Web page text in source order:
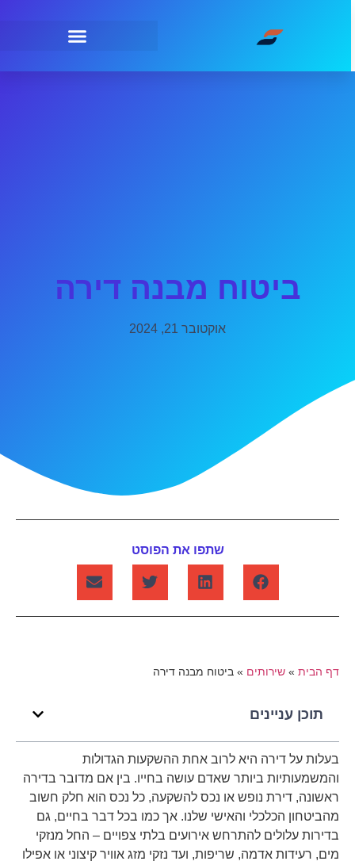
ביטוח מבנה דירה
אוקטובר 21, 2024
שתפו את הפוסט
דף הבית» שירותים» ביטוח מבנה דירה
תוכן עניינים
בעלות על דירה היא לרוב אחת ההשקעות הגדולות
והמשמעותיות ביותר שאדם עושה בחייו. בין אם מדובר בדירה
ראשונה, דירת נופש או נכס להשקעה, כל נכס הוא חלק חשוב
מהביטחון הכלכלי והאישי שלנו. אך כמו בכל דבר בחיים, גם
בדירות עלולים להתרחש אירועים בלתי צפויים – החל מנזקי
מים, רעידות אדמה, שריפות, ועד נזקי מזג אוויר קיצוני או אפילו